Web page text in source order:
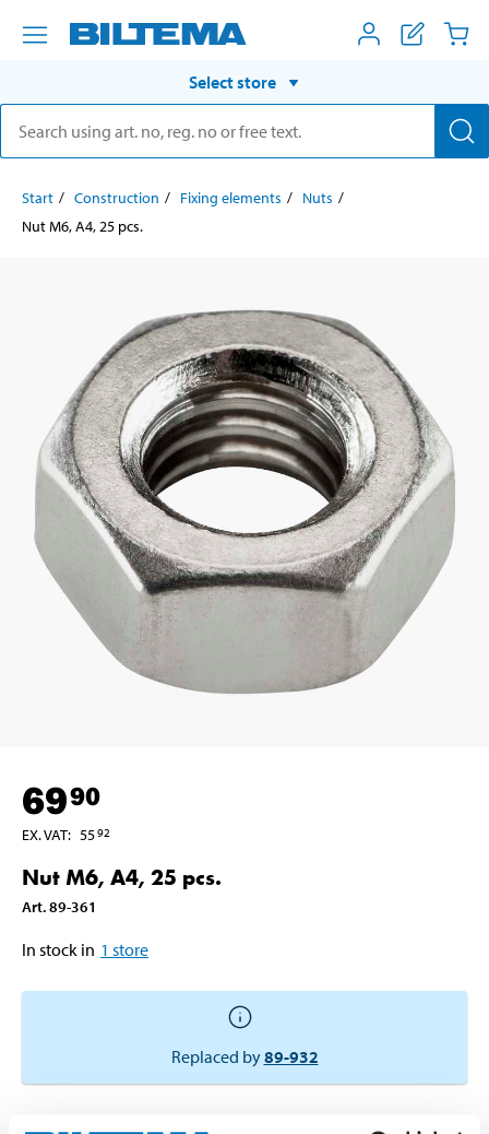
Select store
Start Construction Fixing elements
Nuts
Nut M6, A4, 25 pcs.
6990
EX. VAT: 5592
Nut M6, A4, 25 pcs.
Art.89-361
In stock in 1 store
Replaced by89-932